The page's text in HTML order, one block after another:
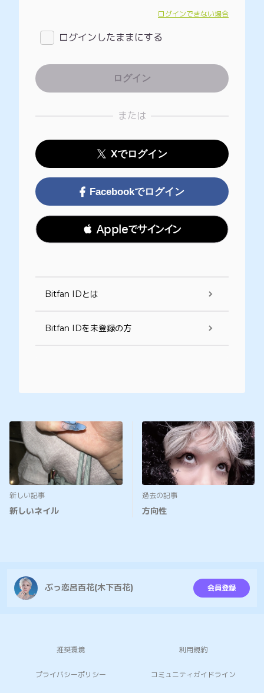
ログインできない場合
ログインしたままにする
または
Xでログイン
Facebookでログイン
 Appleでサインイン
Bitfan IDとは
Bitfan IDを未登録の方
新しい記事
新しいネイル
過去の記事
方向性
ぶっ恋呂百花(木下百花) 会員登録
推奨環境 利用規約
プライバシーポリシー コミュニティガイドライン